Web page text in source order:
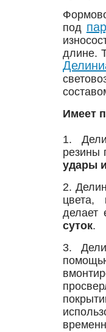
под
длине.
Имеет
1.
резины
удары
2.
цвета,
делает
суток.
3.